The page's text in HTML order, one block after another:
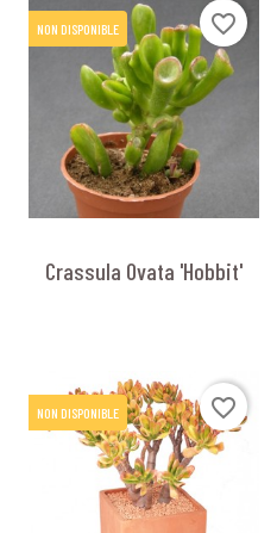
NON DISPONIBLE favorite_border
Crassula Ovata 'Hobbit'
NON DISPONIBLE favorite_border